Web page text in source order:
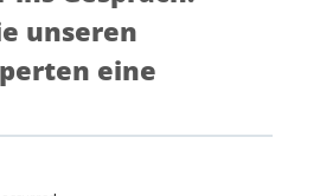
unseren
eine